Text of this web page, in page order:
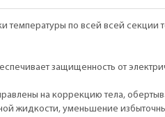
температуры по всей всей секции
защищенность от
на коррекцию тела,
жидкости, уменьшение